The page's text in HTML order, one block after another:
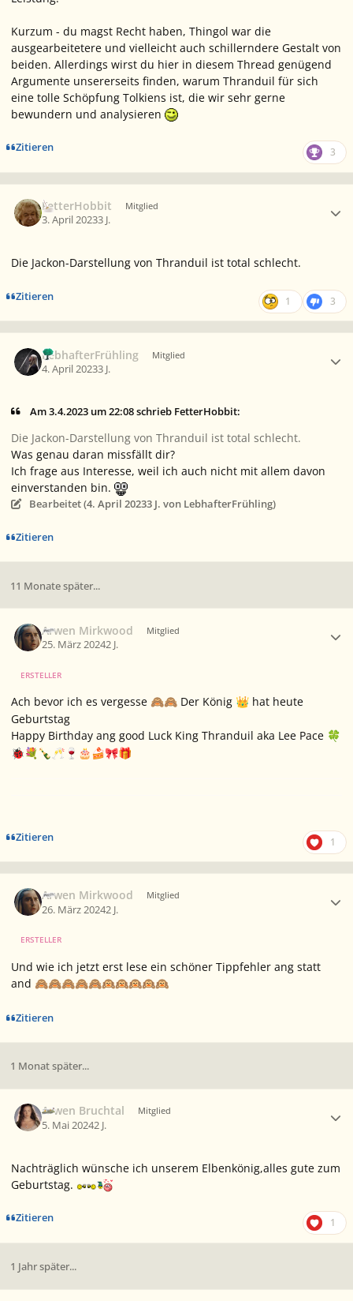
Kurzum - du magst Recht haben, Thingol war die
ausgearbeitetere und vielleicht auch schillerndere Gestalt von
beiden. Allerdings wirst du hier in diesem Thread genügend
Argumente unsererseits finden, warum Thranduil für sich
eine tolle Schöpfung Tolkiens ist, die wir sehr gerne
bewundern und analysieren
Zitieren 3
FetterHobbit Mitglied
3. April 20233 J.
Die Jackon-Darstellung von Thranduil ist total schlecht.
Zitieren 1 3
LebhafterFrühling Mitglied
4. April 20233 J.
Am 3.4.2023 um 22:08 schrieb FetterHobbit:
Die Jackon-Darstellung von Thranduil ist total schlecht.
Was genau daran missfällt dir?
Ich frage aus Interesse, weil ich auch nicht mit allem davon
einverstanden bin.
Bearbeitet (4. April 20233 J. von LebhafterFrühling)
Zitieren
11 Monate später...
Arwen Mirkwood Mitglied
25. März 20242 J.
ERSTELLER
Ach bevor ich es vergesse 🙈🙈 Der König 👑 hat heute
Geburtstag
Happy Birthday ang good Luck King Thranduil aka Lee Pace 🍀
🐞💐🍾 🥂 🍷 🎂🍰🎀🎁
Zitieren 1
Arwen Mirkwood Mitglied
26. März 20242 J.
ERSTELLER
Und wie ich jetzt erst lese ein schöner Tippfehler ang statt
and 🙈🙈🙈🙈🙈🙉🙉🙉🙉🙉
Zitieren
1 Monat später...
Arwen Bruchtal Mitglied
5. Mai 20242 J.
Nachträglich wünsche ich unserem Elbenkönig,alles gute zum
Geburtstag.
Zitieren 1
1 Jahr später...